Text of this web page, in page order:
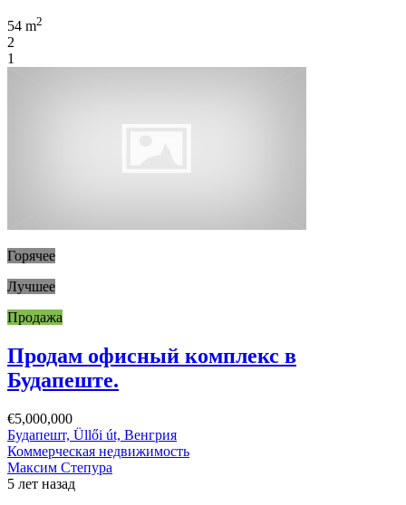
54 m2
2
1
Горячее
Лучшее
Продажа
Продам офисный комплекс в
Будапеште.
€5,000,000
Будапешт, Üllői út, Венгрия
Коммерческая недвижимость
Максим Степура
5 лет назад